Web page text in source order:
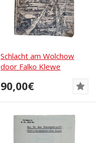
Schlacht am Wolchow
door Falko Klewe
90,00€